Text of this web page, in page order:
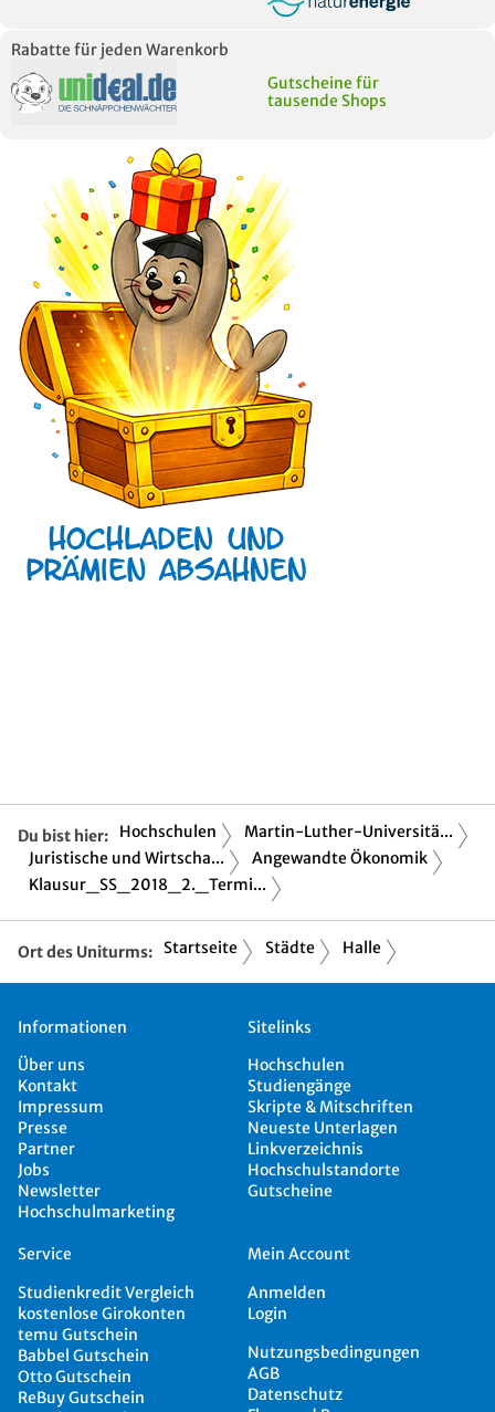
Rabatte für jeden Warenkorb
Gutscheine für
tausende Shops
Du bist hier: Hochschulen
Martin-Luther-Universitä...
Juristische und Wirtscha...
Angewandte Ökonomik
Klausur_SS_2018_2._Termi...
Ort des Uniturms: Startseite Städte Halle
Informationen
Über uns
Kontakt
Impressum
Presse
Partner
Jobs
Newsletter
Hochschulmarketing
Sitelinks
Hochschulen
Studiengänge
Skripte & Mitschriften
Neueste Unterlagen
Linkverzeichnis
Hochschulstandorte
Gutscheine
Service
Studienkredit Vergleich
kostenlose Girokonten
temu Gutschein
Babbel Gutschein
Otto Gutschein
ReBuy Gutschein
Mein Account
Anmelden
Login
Nutzungsbedingungen
AGB
Datenschutz